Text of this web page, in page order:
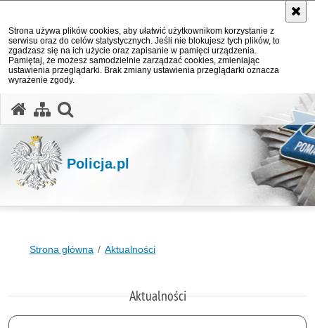
Strona używa plików cookies, aby ułatwić użytkownikom korzystanie z
serwisu oraz do celów statystycznych. Jeśli nie blokujesz tych plików, to
zgadzasz się na ich użycie oraz zapisanie w pamięci urządzenia.
Pamiętaj, że możesz samodzielnie zarządzać cookies, zmieniając
ustawienia przeglądarki. Brak zmiany ustawienia przeglądarki oznacza
wyrażenie zgody.
Policja.pl
Strona główna Aktualności
Aktualności